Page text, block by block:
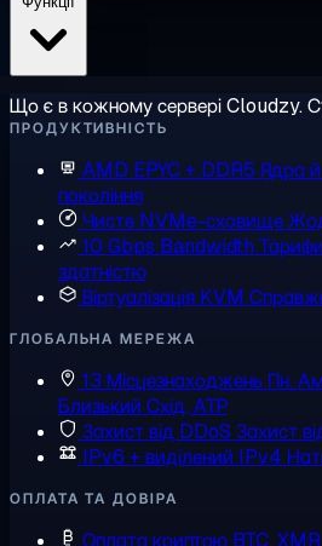
Що є в кожному сервері Cloudzy.
ПРОДУКТИВНІСТЬ
AMD EPYC + DDR5 Ядра
покоління
Чисте NVMe-сховище
10 Gbps Bandwidth
здатністю
Віртуалізація KVM
ГЛОБАЛЬНА МЕРЕЖА
13 Місцезнаходжень Пн.
Близький Схід, АТР
Захист від DDoS Захист
IPv6 + виділений IPv4
ОПЛАТА ТА ДОВІРА
Оплата криптою BTC,